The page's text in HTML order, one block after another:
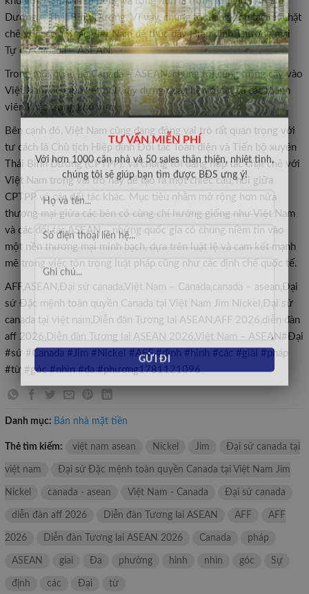
TƯ VẤN MIỄN PHÍ
Với hơn 1000 căn nhà và 50 sales thân thiện, nhiệt tình,
chúng tôi sẽ giúp bạn tìm được BĐS ưng ý!
Dương – Thái Bình Dương. Vì vậy, chúng tôi đang hợp tác rất chặt
chẽ với các đối tác Việt Nam để thúc đẩy Hiệp định Thương mại
Tự do Canada – ASEAN.
Trong mối quan hệ Canada – ASEAN, chúng tôi cũng trông cậy vào
Việt Nam để giúp kết nối, xây dựng quan hệ với tất cả các thành
viên khác trong khu vực.
Bên cạnh đó, Việt Nam cũng đang đóng vai trò rất quan trọng với
tư cách là Chủ tịch Hiệp định Đối tác Toàn diện và Tiến bộ xuyên
Thái Bình Dương (CPTPP). và chúng tôi đang hợp tác chặt chẽ với
Việt Nam trong vai trò này để tạo ra một chiếc cầu, nối giữa
CPTPP và các đối tác khác. Mục tiêu nhằm mở rộng hơn nữa
thương mại giữa các bên có cùng chí hướng giống như Việt Nam
và các đối tác ASEAN – những quốc gia có chung niềm tin vào
một nền thương mại minh bạch, dựa trên luật lệ và cam kết mạnh
mẽ trong việc tôn trọng luật pháp cũng như các định chế quốc tế.
AFF,ASEAN,Đại sứ canada,Việt Nam – Canada,canada – asean,Đại
sứ Đặc mệnh toàn quyền Canada tại Việt Nam Jim Nickel,Đại sứ
canada tại việt nam,Diễn đàn Tương lai ASEAN,AFF 2026,diễn đàn
aff 2026,Diễn đàn Tương lai ASEAN 2026,Việt Nam – ASEAN#Đại
#sứ #Canada #Jim #Nickel #AFF #định #hình #các #giải #pháp
#từ #góc #nhìn #đa #phương1781121096
Danh mục: Bán nhà mặt tiền
Thẻ tìm kiếm: việt nam asean Nickel Jim Đại sứ canada tại
việt nam Đại sứ Đặc mệnh toàn quyền Canada tại Việt Nam Jim
Nickel canada - asean Việt Nam - Canada Đại sứ canada
diễn đàn aff 2026 Diễn đàn Tương lai ASEAN AFF AFF
2026 Diễn đàn Tương lai ASEAN 2026 Canada pháp
ASEAN giai Đa phường hình nhìn góc Sự
định các Đại từ